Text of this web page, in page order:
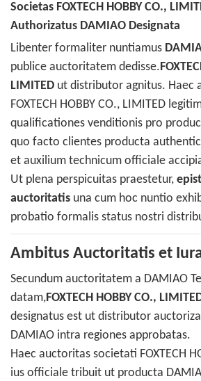
Societas FOXTECH HOBBY CO.,
Authorizatus DAMIAO Designata
Libenter formaliter nuntiamus
publice auctoritatem dedisse.
LIMITED ut distributor agnitus. Haec
FOXTECH HOBBY CO., LIMITED
qualificationes venditionis pro
quo facto clientes producta
et auxilium technicum officiale
Ut plena perspicuitas praestetur,
auctoritatis una cum hoc nuntio
probatio formalis status nostri
Ambitus Auctoritatis et
Secundum auctoritatem a DAMIAO
datam,FOXTECH HOBBY CO.,
designatus est ut distributor
DAMIAO intra regiones approbatas.
Haec auctoritas societati FOXTECH
ius officiale tribuit ut producta